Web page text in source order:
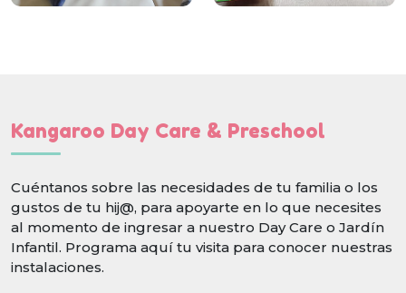
Kangaroo Day Care & Preschool
Cuéntanos sobre las necesidades de tu familia o los
gustos de tu hij@, para apoyarte en lo que necesites
al momento de ingresar a nuestro Day Care o Jardín
Infantil. Programa aquí tu visita para conocer nuestras
instalaciones.